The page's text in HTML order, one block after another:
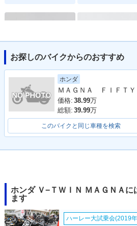
2001年 V-TWIN MA
GNA・カラーチェン
ンジ
GNA S・マイナーチ
ェンジ
ンジ
お探しのバイクからのおすすめ
ホンダ
価格: 38.99万
総額: 39.99万
このバイクと同じ車種を検索
ホンダ Ｖ−ＴＷＩＮ ＭＡＧＮＡに
ます
ハーレー大試乗会(2019